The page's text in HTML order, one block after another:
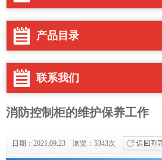
产品目录
联系我们
消防控制柜的维护保养工作
日期：2021.09.23 浏览：5343次